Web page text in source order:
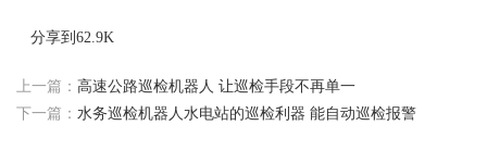
分享到62.9K
上一篇： 高速公路巡检机器人 让巡检手段不再单一
下一篇： 水务巡检机器人水电站的巡检利器 能自动巡检报警